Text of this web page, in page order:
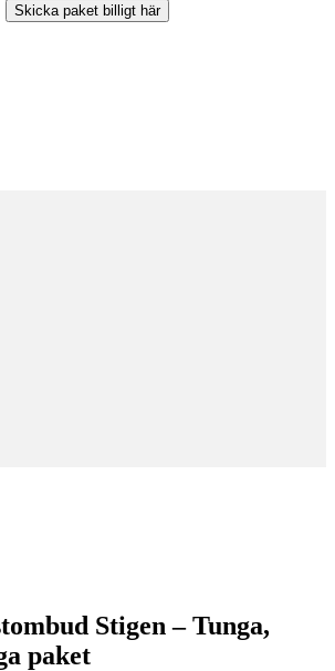
Skicka paket billigt här
Stigen – Tunga,
paket